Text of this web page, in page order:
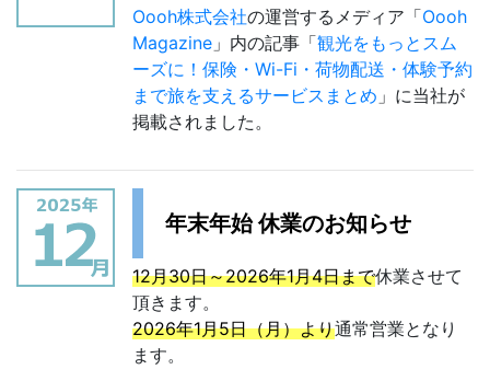
Oooh株式会社の運営するメディア「Oooh
Magazine 」内の記事「観光をもっとスム
ーズに！保険・Wi-Fi・荷物配送・体験予約
まで旅を支えるサービスまとめ 」に当社が
掲載されました。
年末年始 休業のお知らせ
12月30日～2026年1月4日まで休業させて
頂きます。
2026年1月5日（月）より通常営業となり
ます。